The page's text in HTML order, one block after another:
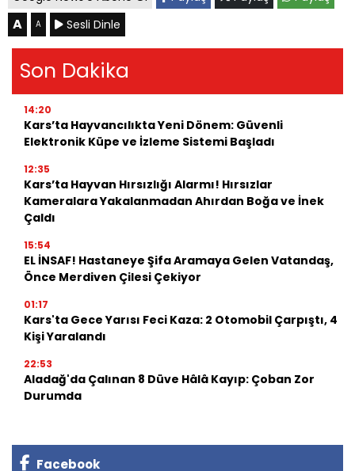
A A Sesli Dinle
Son Dakika
14:20
Kars’ta Hayvancılıkta Yeni Dönem: Güvenli
Elektronik Küpe ve İzleme Sistemi Başladı
12:35
Kars’ta Hayvan Hırsızlığı Alarmı! Hırsızlar
Kameralara Yakalanmadan Ahırdan Boğa ve İnek
Çaldı
15:54
EL İNSAF! Hastaneye Şifa Aramaya Gelen Vatandaş,
Önce Merdiven Çilesi Çekiyor
01:17
Kars'ta Gece Yarısı Feci Kaza: 2 Otomobil Çarpıştı, 4
Kişi Yaralandı
22:53
Aladağ'da Çalınan 8 Düve Hâlâ Kayıp: Çoban Zor
Durumda
Facebook